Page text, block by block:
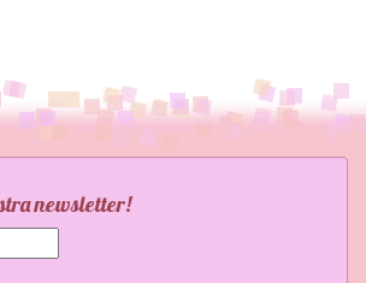
newsletter!